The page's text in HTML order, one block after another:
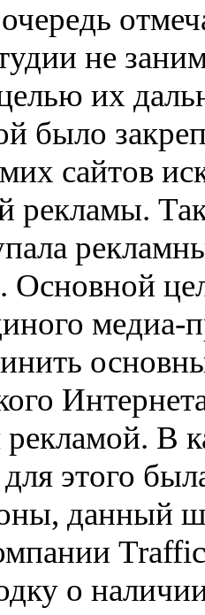
не
их
было
сайтов
рекламы.
Основной
медиа-
В
этого
данный
о